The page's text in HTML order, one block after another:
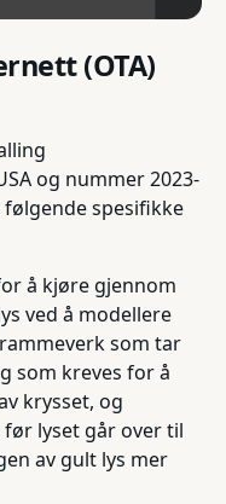
(OTA)
og nummer 2023-
følgende spesifikke
å kjøre gjennom
ved å modellere
som tar
som kreves for å
krysset, og
lyset går over til
av gult lys mer